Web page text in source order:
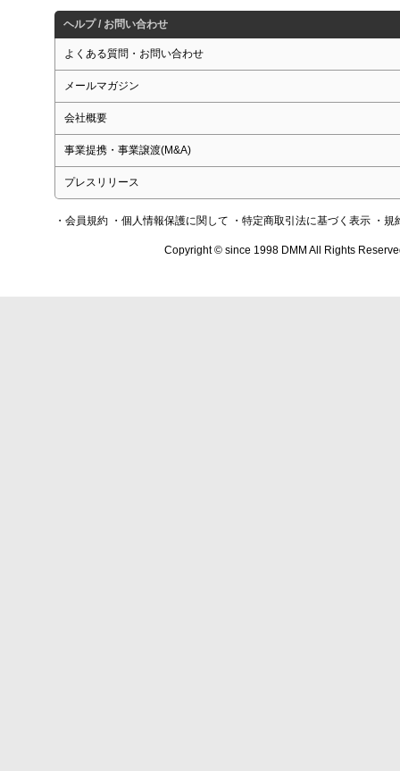
ヘルプ / お問い合わせ
よくある質問・お問い合わせ
メールマガジン
会社概要
事業提携・事業譲渡(M&A)
プレスリリース
・会員規約 ・個人情報保護に関して ・特定商取引法に基づく表示 ・規
Copyright © since 1998 DMM All Rights